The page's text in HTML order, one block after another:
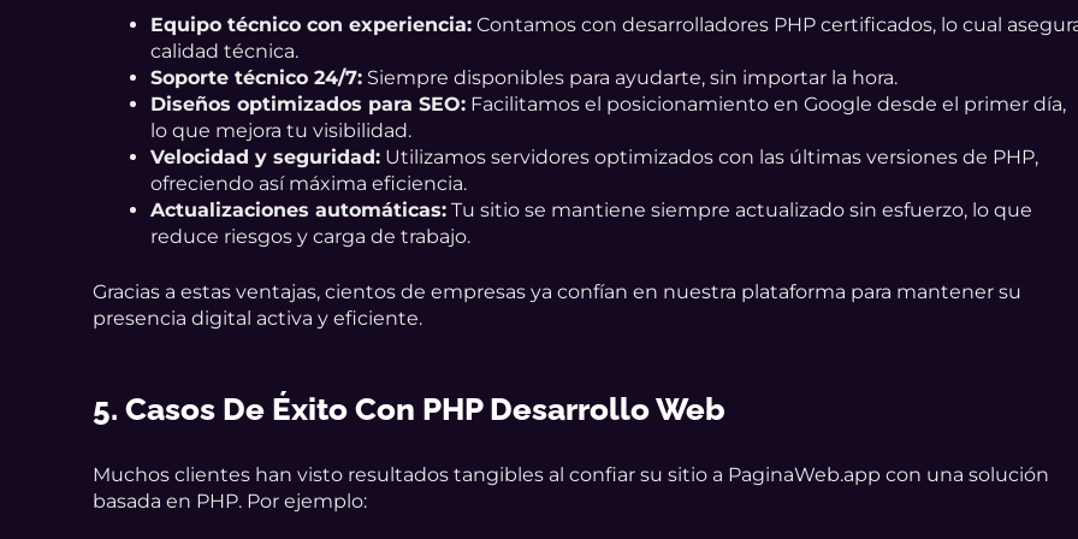
Equipo técnico con experiencia: Contamos con desarrolladores PHP certificados, lo cual
calidad técnica.
Soporte técnico 24/7: Siempre disponibles para ayudarte, sin importar la hora.
Diseños optimizados para SEO: Facilitamos el posicionamiento en Google desde el primer día,
lo que mejora tu visibilidad.
Velocidad y seguridad: Utilizamos servidores optimizados con las últimas versiones de PHP,
ofreciendo así máxima eficiencia.
Actualizaciones automáticas: Tu sitio se mantiene siempre actualizado sin esfuerzo, lo que
reduce riesgos y carga de trabajo.
Gracias a estas ventajas, cientos de empresas ya confían en nuestra plataforma para mantener su
presencia digital activa y eficiente.
5. Casos De Éxito Con PHP Desarrollo Web
Muchos clientes han visto resultados tangibles al confiar su sitio a PaginaWeb.app con una solución
basada en PHP. Por ejemplo: